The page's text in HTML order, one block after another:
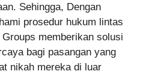
Sehingga, Dengan
prosedur hukum lintas
memberikan solusi
bagi pasangan yang
nikah mereka di luar